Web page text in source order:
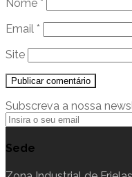
Nome *
Email *
Site
Subscreva a nossa
Sede